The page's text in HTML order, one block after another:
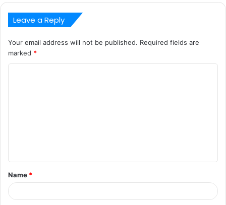
Leave a Reply
Your email address will not be published. Required fields are
marked *
t
*
Name *